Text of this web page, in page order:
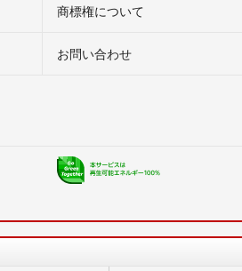
商標権について
お問い合わせ